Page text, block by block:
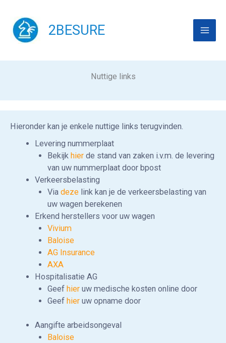
content
2BESURE
Nuttige links
Hieronder kan je enkele nuttige links terugvinden.
Levering nummerplaat
Bekijk hierde stand van zaken i.v.m. de levering
van uw nummerplaat door bpost
Verkeersbelasting
Via deze link kan je de verkeersbelasting van
uw wagen berekenen
Erkend herstellers voor uw wagen
Vivium
Baloise
AG Insurance
AXA
Hospitalisatie AG
Geef hier uw medische kosten online door
Geef hieruw opname door
Aangifte arbeidsongeval
Baloise